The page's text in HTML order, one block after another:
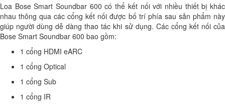
Loa Bose Smart Soundbar 600 có thể kết nối với nhiều thiết bị khác
nhau thông qua các cổng kết nối được bố trí phía sau sản phẩm này
giúp người dùng dễ dàng thao tác khi sử dụng. Các cổng kết nối của
Bose Smart Soundbar 600 bao gồm:
1 cổng HDMI eARC
1 cổng Optical
1 cổng Sub
1 cổng IR